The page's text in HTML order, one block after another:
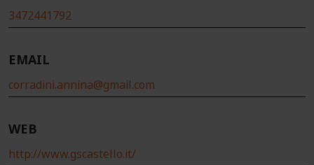
3472441792
EMAIL
corradini.annina@gmail.com
WEB
http://www.gscastello.it/